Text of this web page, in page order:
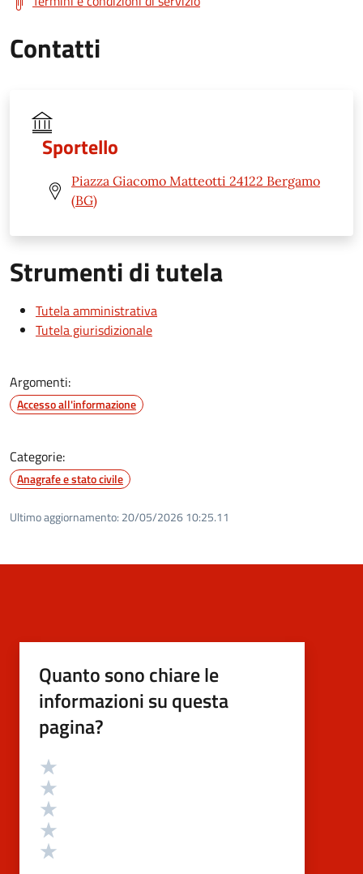
Contatti
Sportello
Piazza Giacomo Matteotti 24122 Bergamo
(BG)
Strumenti di tutela
Tutela amministrativa
Tutela giurisdizionale
Argomenti:
Accesso all'informazione
Categorie:
Anagrafe e stato civile
Ultimo aggiornamento: 20/05/2026 10:25.11
Quanto sono chiare le
informazioni su questa
pagina?
Valutazione